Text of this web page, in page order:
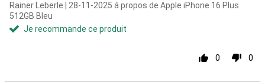
Rainer Leberle | 28-11-2025 á propos de Apple iPhone 16 Plus
512GB Bleu
Je recommande ce produit
0 0